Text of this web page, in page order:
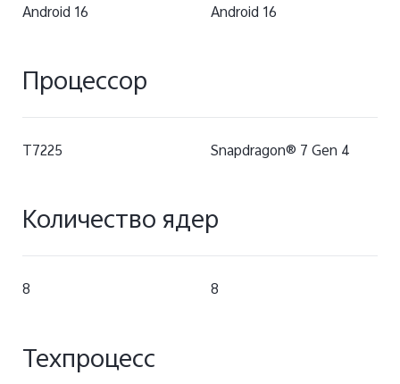
Android 16 Android 16
Процессор
T7225 Snapdragon® 7 Gen 4
Количество ядер
8 8
Техпроцесс